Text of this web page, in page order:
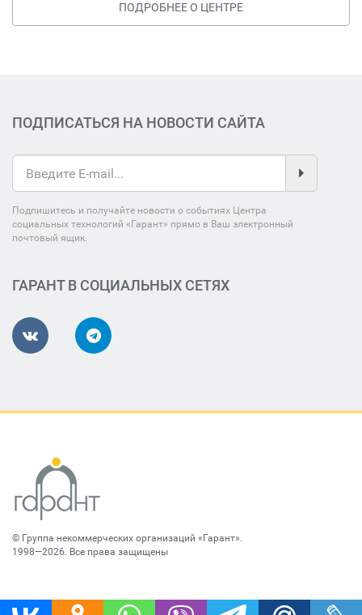
ПОДРОБНЕЕ О ЦЕНТРЕ
ПОДПИСАТЬСЯ НА НОВОСТИ САЙТА
Подпишитесь и получайте новости о событиях Центра
социальных технологий «Гарант» прямо в Ваш электронный
почтовый ящик.
ГАРАНТ В СОЦИАЛЬНЫХ СЕТЯХ
© Группа некоммерческих организаций «Гарант».
1998—2026. Все права защищены